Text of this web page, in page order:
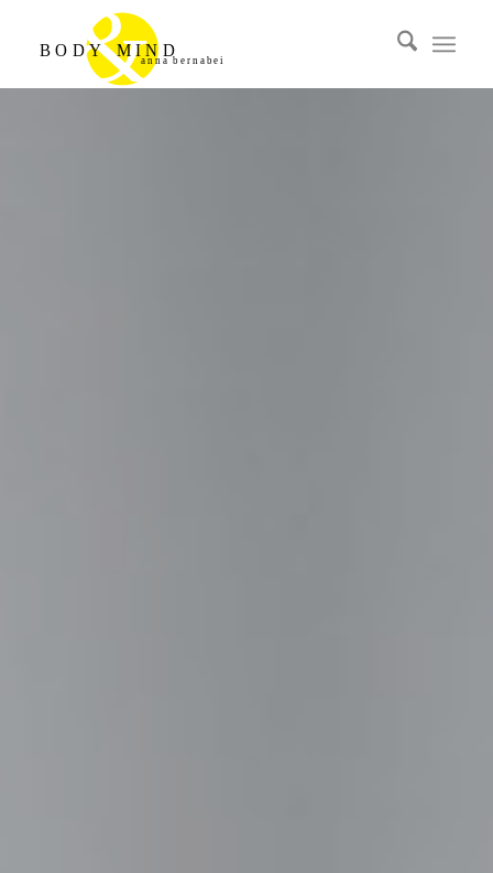
&
MIND
BODY
anna bernabei